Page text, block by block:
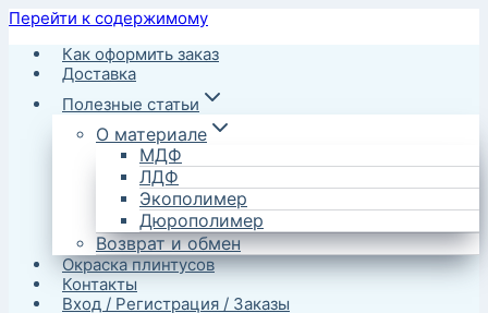
Перейти к содержимому
Как оформить заказ
Доставка
Полезные статьи
О материале
МДФ
ЛДФ
Экополимер
Дюрополимер
Возврат и обмен
Окраска плинтусов
Контакты
Вход / Регистрация / Заказы